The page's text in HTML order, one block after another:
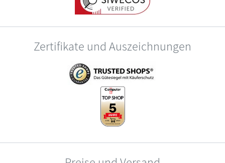
Zertifikate und Auszeichnungen